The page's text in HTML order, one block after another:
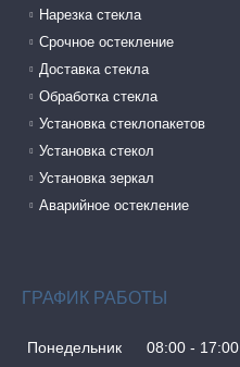
Нарезка стекла
Cрочное остекление
Доставка стекла
Обработка стекла
Установка стеклопакетов
Установка стекол
Установка зеркал
Аварийное остекление
ГРАФИК РАБОТЫ
Понедельник 08:00
17:00